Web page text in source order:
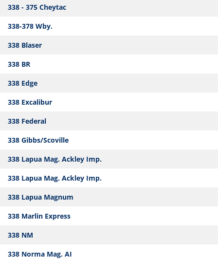
338 - 375 Cheytac
338-378 Wby.
338 Blaser
338 BR
338 Edge
338 Excalibur
338 Federal
338 Gibbs/Scoville
338 Lapua Mag. Ackley Imp.
338 Lapua Mag. Ackley Imp.
338 Lapua Magnum
338 Marlin Express
338 NM
338 Norma Mag. AI